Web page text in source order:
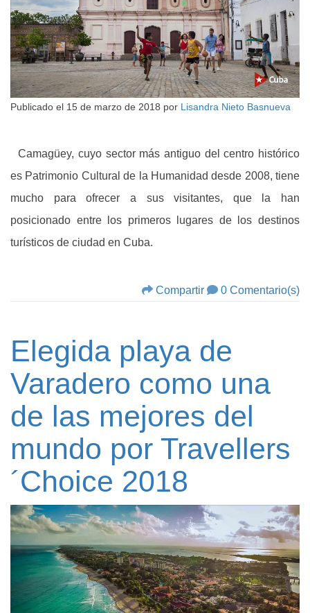
Publicado el 15 de marzo de 2018 por Lisandra Nieto Basnueva
Camagüey, cuyo sector más antiguo del centro histórico
es Patrimonio Cultural de la Humanidad desde 2008, tiene
mucho para ofrecer a sus visitantes, que la han
posicionado entre los primeros lugares de los destinos
turísticos de ciudad en Cuba.
Compartir 0 Comentario(s)
Elegida playa de
Varadero como una
de las mejores del
mundo por Travellers
´Choice 2018